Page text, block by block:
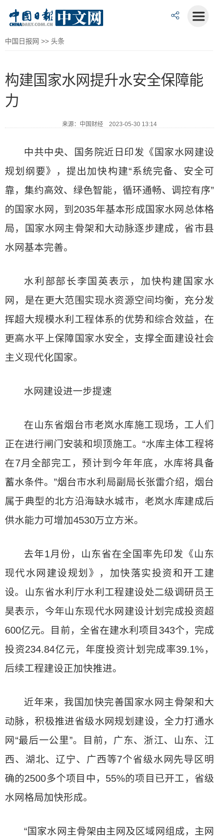
中国日报网 >> 头条
构建国家水网提升水安全保障能
力
来源：中国财经 2023-05-30 13:14
中共中央、国务院近日印发《国家水网建设
规划纲要》，提出加快构建“系统完备、安全可
靠，集约高效、绿色智能，循环通畅、调控有序”
的国家水网，到2035年基本形成国家水网总体格
局，国家水网主骨架和大动脉逐步建成，省市县
水网基本完善。
水利部部长李国英表示，加快构建国家水
网，是在更大范围实现水资源空间均衡，充分发
挥超大规模水利工程体系的优势和综合效益，在
更高水平上保障国家水安全，支撑全面建设社会
主义现代化国家。
水网建设进一步提速
在山东省烟台市老岚水库施工现场，工人们
正在进行闸门安装和坝顶施工。“水库主体工程将
在7月全部完工，预计到今年年底，水库将具备
蓄水条件。”烟台市水利局副局长张雷介绍，烟台
属于典型的北方沿海缺水城市，老岚水库建成后
供水能力可增加4530万立方米。
去年1月份，山东省在全国率先印发《山东
现代水网建设规划》，加快落实投资和开工建
设。山东省水利厅水利工程建设处二级调研员王
昊表示，今年山东现代水网建设计划完成投资超
600亿元。目前，全省在建水利项目343个，完成
投资234.84亿元，年度投资计划完成率39.1%，
后续工程建设正加快推进。
近年来，我国加快完善国家水网主骨架和大
动脉，积极推进省级水网规划建设，全力打通水
网“最后一公里”。目前，广东、浙江、山东、江
西、湖北、辽宁、广西等7个省级水网先导区明
确的2500多个项目中，55%的项目已开工，省级
水网格局加快形成。
“国家水网主骨架由主网及区域网组成，主网